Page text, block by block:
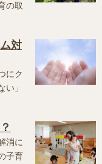
の取
対
にク
い」
消に
子育